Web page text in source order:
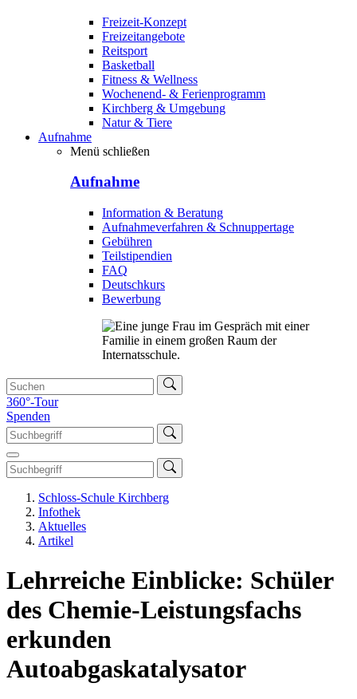
Freizeit-Konzept
Freizeitangebote
Reitsport
Basketball
Fitness & Wellness
Wochenend- & Ferienprogramm
Kirchberg & Umgebung
Natur & Tiere
Aufnahme
Menü schließen
Aufnahme
Information & Beratung
Aufnahmeverfahren & Schnuppertage
Gebühren
Teilstipendien
FAQ
Deutschkurs
Bewerbung
360°-Tour
Spenden
Schloss-Schule Kirchberg
Infothek
Aktuelles
Artikel
Lehrreiche Einblicke: Schüler
des Chemie-Leistungsfachs
erkunden
Autoabgaskatalysator